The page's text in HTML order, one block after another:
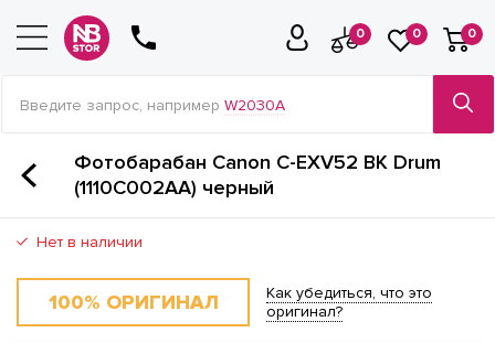
0 0 0
Введите запрос, например W2030A
Фотобарабан Canon C-EXV52 BK Drum
(1110C002AA) черный
Нет в наличии
100% ОРИГИНАЛ
Как убедиться, что это
оригинал?